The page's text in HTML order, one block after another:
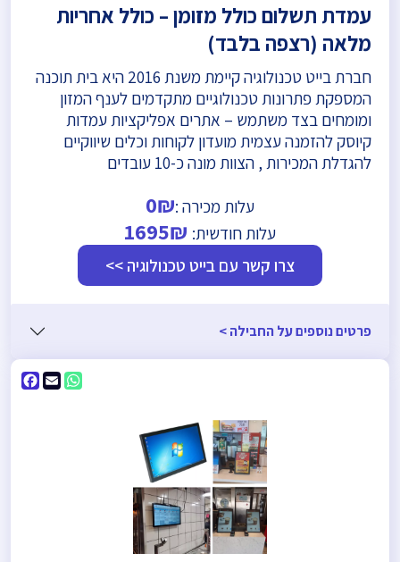
עמדת תשלום כולל מזומן – כולל אחריות
מלאה (רצפה בלבד)
חברת בייט טכנולוגיה קיימת משנת 2016 היא בית תוכנה
המספקת פתרונות טכנולוגיים מתקדמים לענף המזון
ומומחים בצד משתמש – אתרים אפליקציות עמדות
קיוסק להזמנה עצמית מועדון לקוחות וכלים שיווקיים
להגדלת המכירות , הצוות מונה כ-10 עובדים
עלות מכירה :0₪
עלות חודשית:
צרו קשר עם בייט טכנולוגיה >>
פרטים נוספים על החבילה >
Email
WhatsApp